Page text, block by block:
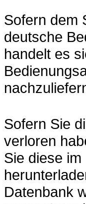
Sofern dem
deutsche
handelt es
Sofern Sie
verloren
Sie diese
Datenbank